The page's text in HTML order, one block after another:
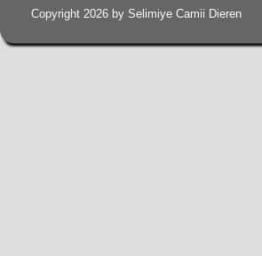
Copyright 2026 by Selimiye Camii Dieren